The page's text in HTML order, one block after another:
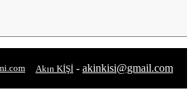
Akın KİŞİ - akinkisi@gmail.com